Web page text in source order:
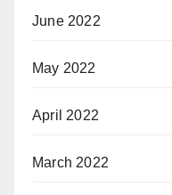
June 2022
May 2022
April 2022
March 2022